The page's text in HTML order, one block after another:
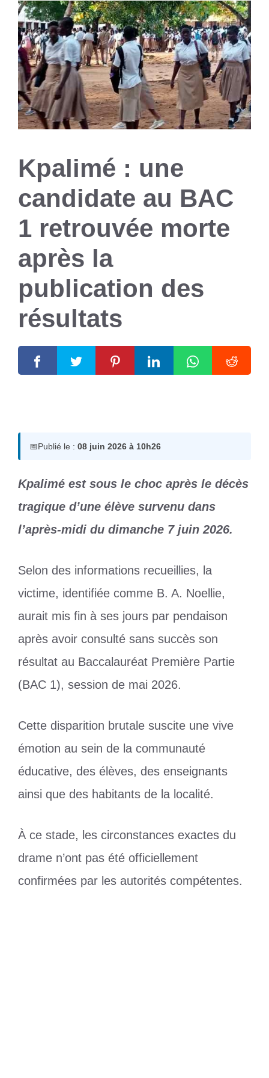
Kpalimé : une
candidate au BAC
1 retrouvée morte
après la
publication des
résultats
📅Publié le : 08 juin 2026 à 10h26
Kpalimé est sous le choc après le décès
tragique d’une élève survenu dans
l’après-midi du dimanche 7 juin 2026.
Selon des informations recueillies, la
victime, identifiée comme B. A. Noellie,
aurait mis fin à ses jours par pendaison
après avoir consulté sans succès son
résultat au Baccalauréat Première Partie
(BAC 1), session de mai 2026.
Cette disparition brutale suscite une vive
émotion au sein de la communauté
éducative, des élèves, des enseignants
ainsi que des habitants de la localité.
À ce stade, les circonstances exactes du
drame n’ont pas été officiellement
confirmées par les autorités compétentes.